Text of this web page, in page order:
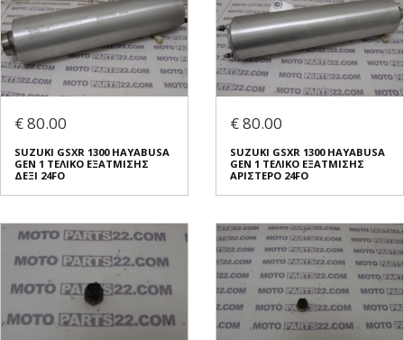
€ 80.00
SUZUKI GSXR 1300 HAYABUSA
GEN 1 ΤΕΛΙΚΟ ΕΞΑΤΜΙΣΗΣ
ΔΕΞΙ 24FO
€ 80.00
SUZUKI GSXR 1300 HAYABUSA
GEN 1 ΤΕΛΙΚΟ ΕΞΑΤΜΙΣΗΣ
ΑΡΙΣΤΕΡΟ 24FO